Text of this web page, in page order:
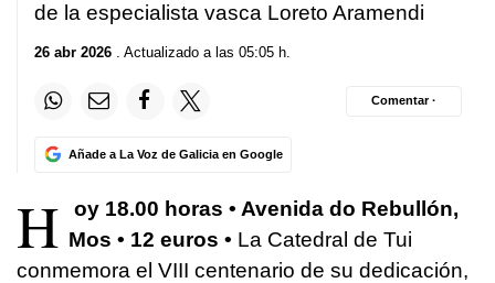
de la especialista vasca Loreto Aramendi
26 abr 2026 . Actualizado a las 05:05 h.
Añade a La Voz de Galicia en Google
Comentar ·
H
oy 18.00 horas • Avenida do Rebullón,
Mos • 12 euros • La Catedral de Tui
conmemora el VIII centenario de su dedicación,